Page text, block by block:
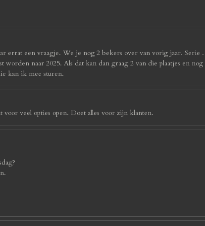
errat een vraagje. We je nog 2 bekers over van vorig jaar. Serie .
worden naar 2025. Als dat kan dan graag 2 van die plaatjes en
kan ik mee sturen.
veel opties open. Doet alles voor zijn klanten.